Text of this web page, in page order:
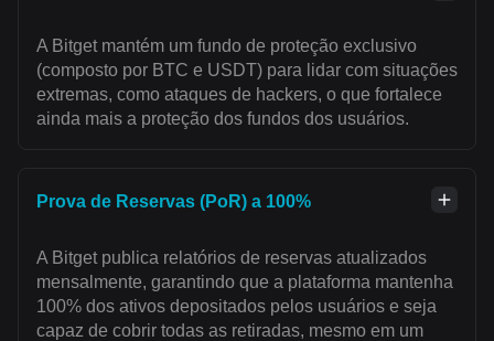
A Bitget mantém um fundo de proteção exclusivo
(composto por BTC e USDT) para lidar com situações
extremas, como ataques de hackers, o que fortalece
ainda mais a proteção dos fundos dos usuários.
Prova de Reservas (PoR) a 100%
A Bitget publica relatórios de reservas atualizados
mensalmente, garantindo que a plataforma mantenha
100% dos ativos depositados pelos usuários e seja
capaz de cobrir todas as retiradas, mesmo em um